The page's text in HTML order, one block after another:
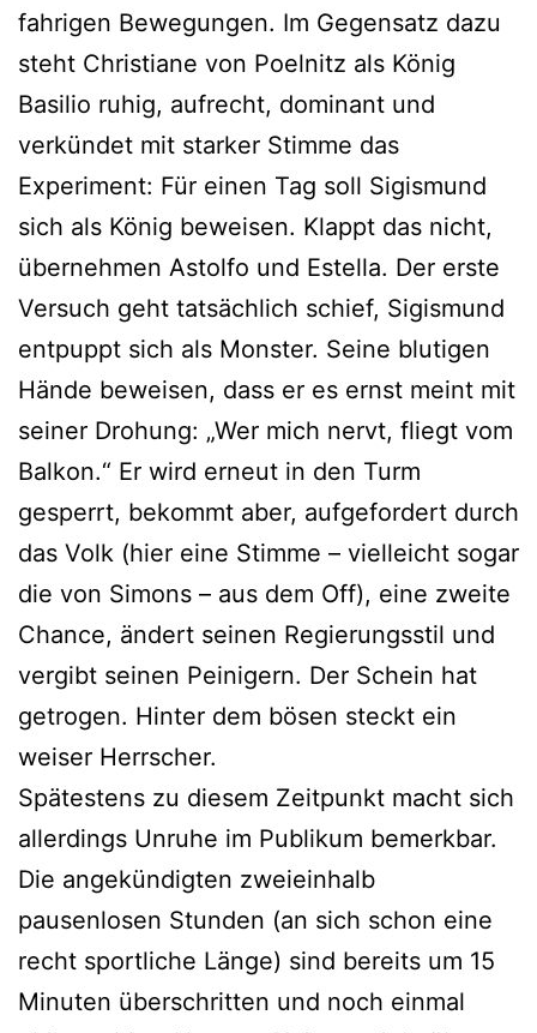
fahrigen Bewegungen. Im Gegensatz dazu
steht Christiane von Poelnitz als König
Basilio ruhig, aufrecht, dominant und
verkündet mit starker Stimme das
Experiment: Für einen Tag soll Sigismund
sich als König beweisen. Klappt das nicht,
übernehmen Astolfo und Estella. Der erste
Versuch geht tatsächlich schief, Sigismund
entpuppt sich als Monster. Seine blutigen
Hände beweisen, dass er es ernst meint mit
seiner Drohung: „Wer mich nervt, fliegt vom
Balkon.“ Er wird erneut in den Turm
gesperrt, bekommt aber, aufgefordert durch
das Volk (hier eine Stimme – vielleicht sogar
die von Simons – aus dem Off), eine zweite
Chance, ändert seinen Regierungsstil und
vergibt seinen Peinigern. Der Schein hat
getrogen. Hinter dem bösen steckt ein
weiser Herrscher.
Spätestens zu diesem Zeitpunkt macht sich
allerdings Unruhe im Publikum bemerkbar.
Die angekündigten zweieinhalb
pausenlosen Stunden (an sich schon eine
recht sportliche Länge) sind bereits um 15
Minuten überschritten und noch einmal